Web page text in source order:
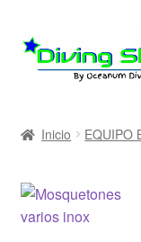
aal
contenido
Inicio EQUIPO